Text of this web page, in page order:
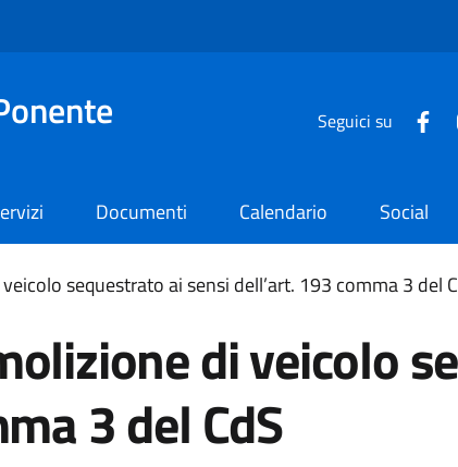
Seguici su
Documenti Calendario Social
sequestrato ai sensi dell’art. 193 comma 3 del
di veicolo
3 del CdS